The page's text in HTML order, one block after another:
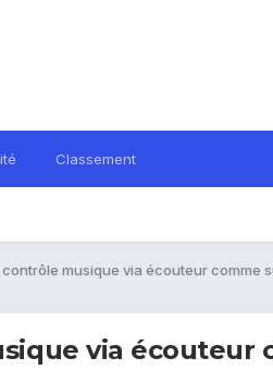
Classement
musique via écouteur comme
via écouteur